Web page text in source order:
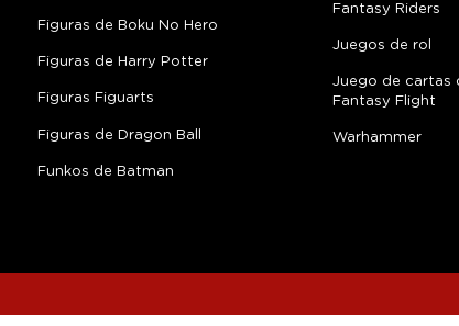
Figuras de Boku No Hero
Figuras de Harry Potter
Figuras Figuarts
Figuras de Dragon Ball
Funkos de Batman
Fantasy Riders
Juegos de rol
Juego de cartas
Fantasy Flight
Warhammer